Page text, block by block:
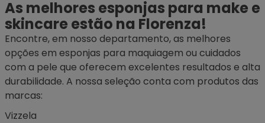
As melhores esponjas para make e
skincare estão na Florenza!
Encontre, em nosso departamento, as melhores
opções em esponjas para maquiagem ou cuidados
com a pele que oferecem excelentes resultados e alta
durabilidade. A nossa seleção conta com produtos das
marcas:
Vizzela